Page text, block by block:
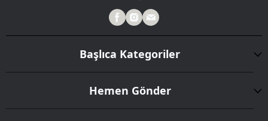
Başlıca Kategoriler
Hemen Gönder